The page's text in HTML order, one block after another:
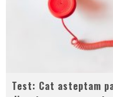
Test: Cat asteptam